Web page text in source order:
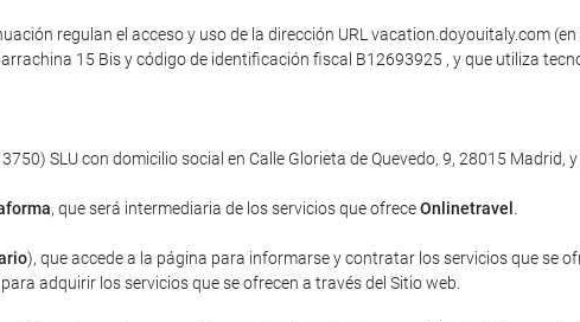
regulan el acceso y uso de la dirección URL vacation.doyouitaly.com
15 Bis y código de identificación fiscal B12693925 , y que utiliza
3750) SLU con domicilio social en Calle Glorieta de Quevedo, 9, 28015
, que será intermediaria de los servicios que ofreceOnlinetravel
), que accede a la página para informarse y contratar los servicios que se
adquirir los servicios que se ofrecen a través del Sitio web.